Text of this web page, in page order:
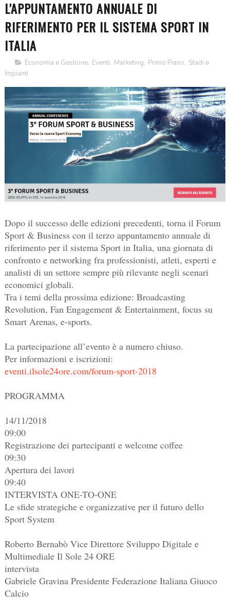
L'APPUNTAMENTO ANNUALE DI
RIFERIMENTO PER IL SISTEMA SPORT IN
ITALIA
Economia e Gestione, Eventi, Marketing, Primo Piano, Stadi e
Impianti
Dopo il successo delle edizioni precedenti, torna il Forum
Sport & Business con il terzo appuntamento annuale di
riferimento per il sistema Sport in Italia, una giornata di
confronto e networking fra professionisti, atleti, esperti e
analisti di un settore sempre più rilevante negli scenari
economici globali.
Tra i temi della prossima edizione: Broadcasting
Revolution, Fan Engagement & Entertainment, focus su
Smart Arenas, e-sports.
La partecipazione all’evento è a numero chiuso.
Per informazioni e iscrizioni:
eventi.ilsole24ore.com/forum-sport-2018
PROGRAMMA
14/11/2018
09:00
Registrazione dei partecipanti e welcome coffee
09:30
Apertura dei lavori
09:40
INTERVISTA ONE-TO-ONE
Le sfide strategiche e organizzative per il futuro dello
Sport System
Roberto Bernabò Vice Direttore Sviluppo Digitale e
Multimediale Il Sole 24 ORE
intervista
Gabriele Gravina Presidente Federazione Italiana Giuoco
Calcio